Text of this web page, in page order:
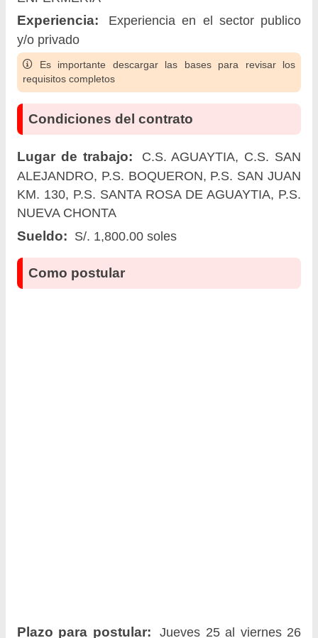
Experiencia:
Experiencia en el sector publico
y/o privado
Es importante descargar las bases para revisar los
requisitos completos
Condiciones del contrato
Lugar de trabajo:
C.S. AGUAYTIA, C.S. SAN
ALEJANDRO, P.S. BOQUERON, P.S. SAN JUAN
KM. 130, P.S. SANTA ROSA DE AGUAYTIA, P.S.
NUEVA CHONTA
Sueldo: S/. 1,800.00 soles
Como postular
Plazo para postular: Jueves 25 al viernes 26